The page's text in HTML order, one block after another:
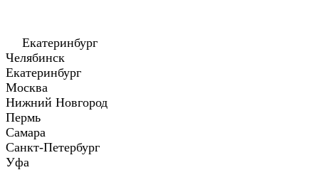
Екатеринбург
Челябинск
Екатеринбург
Москва
Нижний Новгород
Пермь
Самара
Санкт-Петербург
Уфа